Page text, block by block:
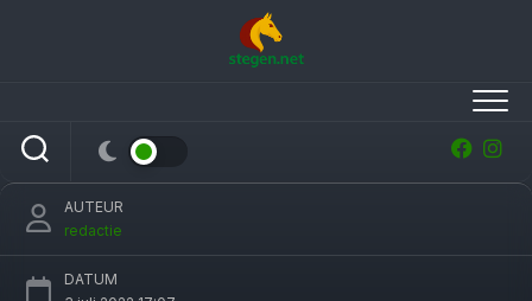
Jur Vrieling te voet op CHIO Aken na uitglijder
Long John Silver
AUTEUR
redactie
DATUM